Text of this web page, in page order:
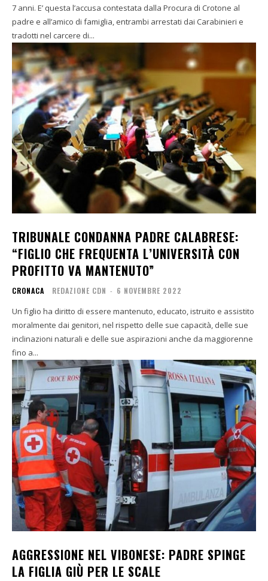
7 anni. E’ questa l’accusa contestata dalla Procura di Crotone al
padre e all’amico di famiglia, entrambi arrestati dai Carabinieri e
tradotti nel carcere di...
TRIBUNALE CONDANNA PADRE CALABRESE:
“FIGLIO CHE FREQUENTA L’UNIVERSITÀ CON
PROFITTO VA MANTENUTO”
CRONACA REDAZIONE CDN - 6 NOVEMBRE 2022
Un figlio ha diritto di essere mantenuto, educato, istruito e assistito
moralmente dai genitori, nel rispetto delle sue capacità, delle sue
inclinazioni naturali e delle sue aspirazioni anche da maggiorenne
fino a...
AGGRESSIONE NEL VIBONESE: PADRE SPINGE
LA FIGLIA GIÙ PER LE SCALE